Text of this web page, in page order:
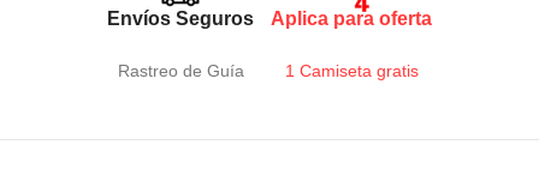
Envíos Seguros
Rastreo de Guía
Aplica para oferta
1 Camiseta gratis